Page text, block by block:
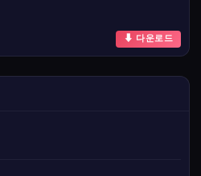
⬇ 다운로드